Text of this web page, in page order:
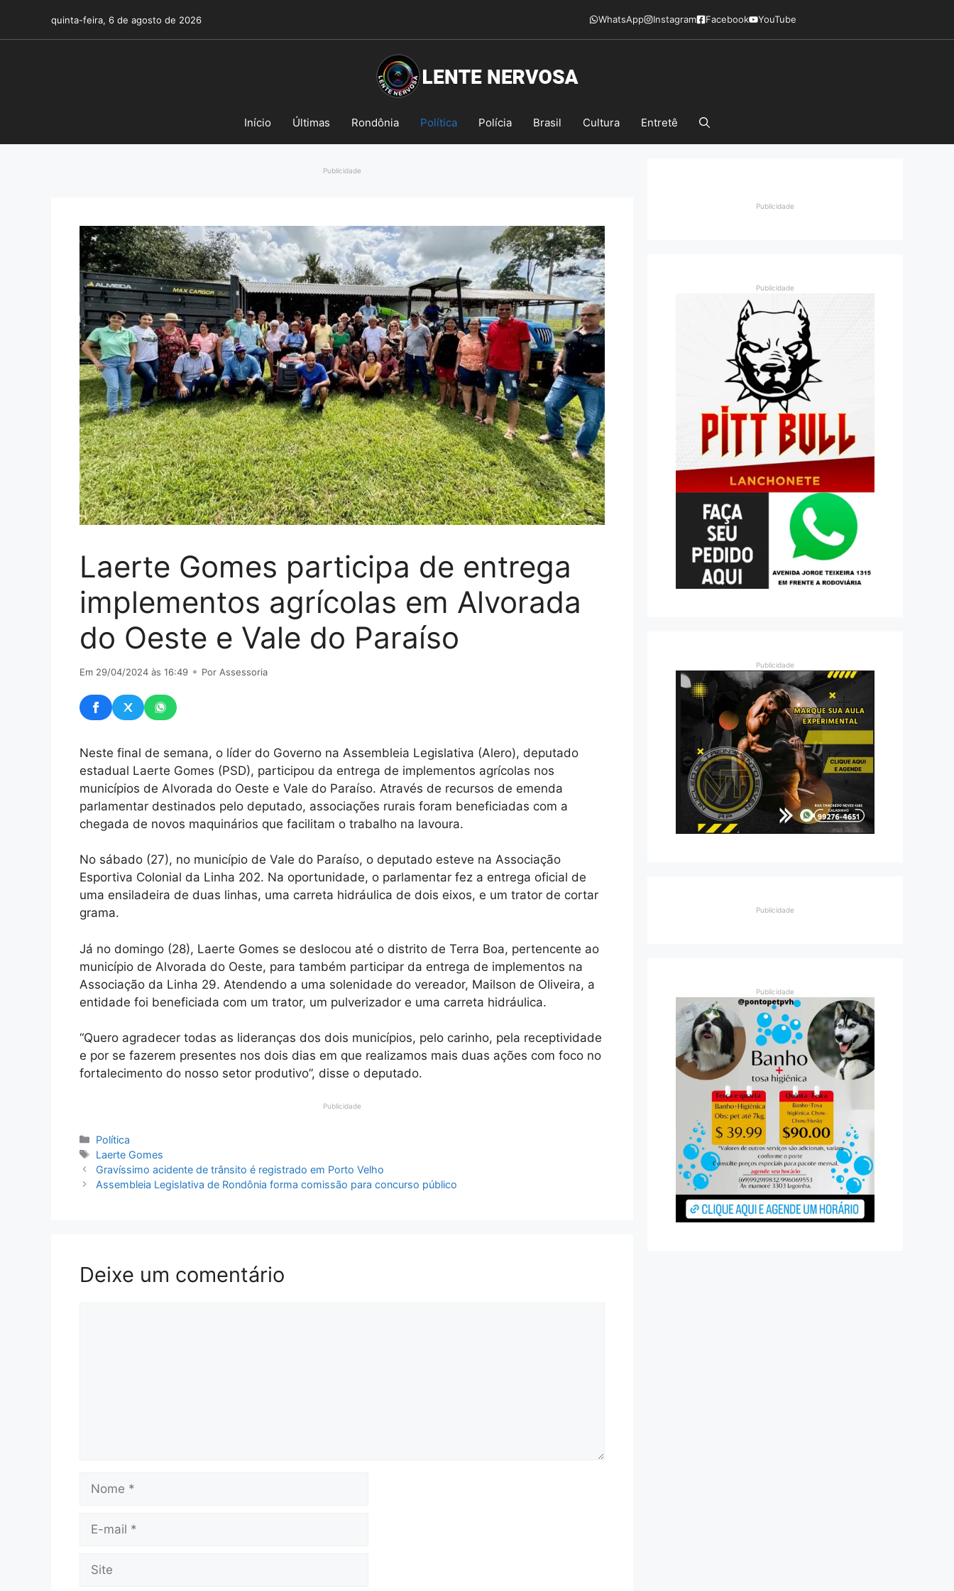
o
quinta-feira, 6 de agosto de 2026 WhatsApp Instagram Facebook YouTube
Início Últimas Rondônia Política Polícia Brasil Cultura Entretê
Publicidade
Laerte Gomes participa de entrega
implementos agrícolas em Alvorada
do Oeste e Vale do Paraíso
Em 29/04/2024 às 16:49 ⚬ Por Assessoria
Neste final de semana, o líder do Governo na Assembleia Legislativa (Alero), deputado
estadual Laerte Gomes (PSD), participou da entrega de implementos agrícolas nos
municípios de Alvorada do Oeste e Vale do Paraíso. Através de recursos de emenda
parlamentar destinados pelo deputado, associações rurais foram beneficiadas com a
chegada de novos maquinários que facilitam o trabalho na lavoura.
No sábado (27), no município de Vale do Paraíso, o deputado esteve na Associação
Esportiva Colonial da Linha 202. Na oportunidade, o parlamentar fez a entrega oficial de
uma ensiladeira de duas linhas, uma carreta hidráulica de dois eixos, e um trator de cortar
grama.
Já no domingo (28), Laerte Gomes se deslocou até o distrito de Terra Boa, pertencente ao
município de Alvorada do Oeste, para também participar da entrega de implementos na
Associação da Linha 29. Atendendo a uma solenidade do vereador, Mailson de Oliveira, a
entidade foi beneficiada com um trator, um pulverizador e uma carreta hidráulica.
“Quero agradecer todas as lideranças dos dois municípios, pelo carinho, pela receptividade
e por se fazerem presentes nos dois dias em que realizamos mais duas ações com foco no
fortalecimento do nosso setor produtivo”, disse o deputado.
Publicidade
Categorias
Política
Tags
Laerte Gomes
Gravíssimo acidente de trânsito é registrado em Porto Velho
Assembleia Legislativa de Rondônia forma comissão para concurso público
Deixe um comentário
mail
Publicidade
Publicidade
Publicidade
Publicidade
Publicidade